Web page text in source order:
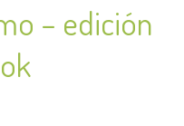
– edición